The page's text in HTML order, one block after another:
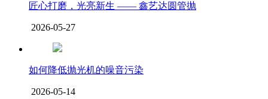
匠心打磨，光亮新生 —— 鑫艺达圆管抛
2026-05-27
如何降低抛光机的噪音污染
2026-05-14